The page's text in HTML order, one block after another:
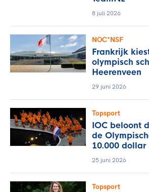
8 juli 2026
NOC*NSF
Frankrijk
olympisch
Heerenveen
29 juni 2026
Topsport
IOC beloont
de
10.000 dollar
25 juni 2026
Topsport